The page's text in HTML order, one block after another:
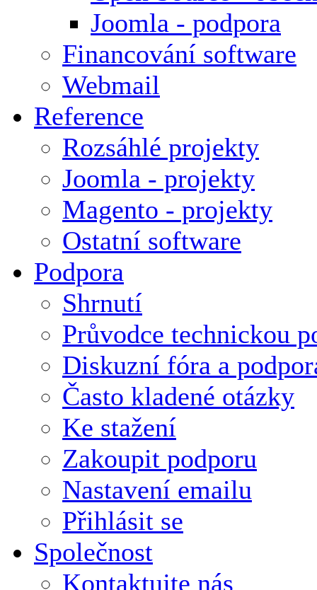
Joomla - podpora
Financování software
Webmail
Reference
Rozsáhlé projekty
Joomla - projekty
Magento - projekty
Ostatní software
Podpora
Shrnutí
Průvodce technickou
Diskuzní fóra a
Často kladené otázky
Ke stažení
Zakoupit podporu
Nastavení emailu
Přihlásit se
Společnost
Kontaktujte nás